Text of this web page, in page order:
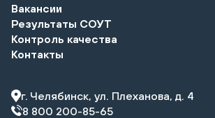
Вакансии
Результаты СОУТ
Контроль качества
Контакты
г. Челябинск, ул. Плеханова, д. 4
8 800 200-85-65